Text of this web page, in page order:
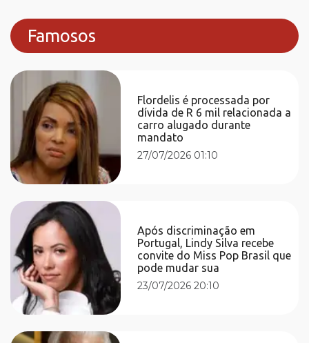
Famosos
Flordelis é processada por
dívida de R 6 mil relacionada a
carro alugado durante
mandato
27/07/2026 01:10
Após discriminação em
Portugal, Lindy Silva recebe
convite do Miss Pop Brasil que
pode mudar sua
23/07/2026 20:10